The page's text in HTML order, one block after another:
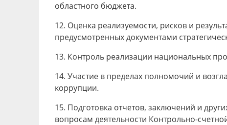
областного бюджета.
12. Оценка реализуемости, рисков и
предусмотренных документами
13. Контроль реализации национальных
14. Участие в пределах полномочий и
коррупции.
15. Подготовка отчетов, заключений и
вопросам деятельности Контрольно-